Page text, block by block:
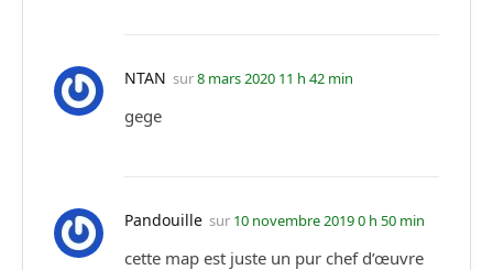
NTAN sur8 mars 2020 11 h 42 min
gege
Pandouille sur 10 novembre 2019 0 h 50 min
cette map est juste un pur chef d’œuvre